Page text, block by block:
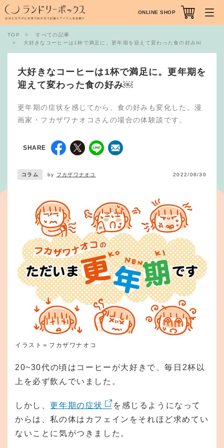
TOP
すべての記事
大好きなコーヒーは1杯で満足に。更年期を迎えて変わった食の好み￼
大好きなコーヒーは1杯で満足に。更年期を
迎えて変わった食の好み￼
更年期の症状を感じてから、食の好みも変化した。漫
画家・フカザワナオコさんの場合の体験談です。
SHARE
コラム by フカザワナオコ 2022/08/30
イラスト＝フカザワナオコ
20~30代の頃はコーヒーが大好きで、毎日2杯以
上を必ず飲んでいました。
しかし、更年期の症状
を感じるようになって
からは、私の体はカフェインをそれほど求めてい
ないことに気がつきました。
ONLINE SHOP